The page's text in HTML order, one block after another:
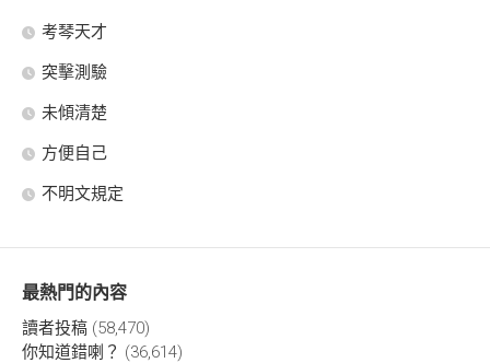
考琴天才
突擊測驗
未傾清楚
方便自己
不明文規定
最熱門的內容
讀者投稿 (58,470)
你知道錯喇？ (36,614)